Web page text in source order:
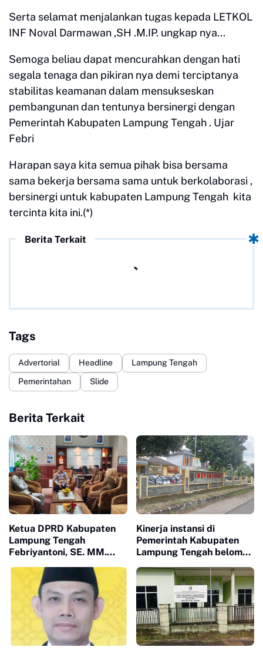
Serta selamat menjalankan tugas kepada LETKOL
INF Noval Darmawan ,SH .M.IP. ungkap nya...
Semoga beliau dapat mencurahkan dengan hati
segala tenaga dan pikiran nya demi terciptanya
stabilitas keamanan dalam mensukseskan
pembangunan dan tentunya bersinergi dengan
Pemerintah Kabupaten Lampung Tengah . Ujar
Febri
Harapan saya kita semua pihak bisa bersama
sama bekerja bersama sama untuk berkolaborasi ,
bersinergi untuk kabupaten Lampung Tengah kita
tercinta kita ini.(*)
Berita Terkait
Tags
Advertorial Headline
Lampung Tengah
Pemerintahan
Slide
Berita Terkait
Ketua DPRD Kabupaten
Lampung Tengah
Febriyantoni, SE. MM.
Kinerja instansi di
Pemerintah Kabupaten
Lampung Tengah belom
Fungsinya Inspektorat
DiLampung Tengah